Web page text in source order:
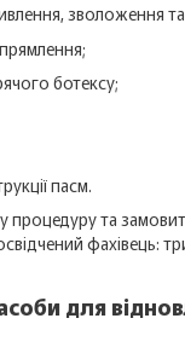
зволоження та
ботексу;
пасм.
процедуру та
фахівець:
для